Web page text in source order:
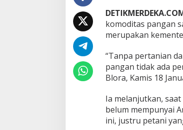
p
a
P
a
g
a
n
T
k
A
d
a
komoditas pangan
merupakan
“Tanpa pertanian
pangan tidak ada
Blora, Kamis 18
Ia melanjutkan,
belum mempunyai
ini, justru petani